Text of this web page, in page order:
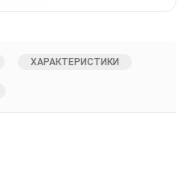
ХАРАКТЕРИСТИКИ